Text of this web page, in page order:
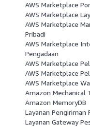
AWS Marketplace
AWS Marketplace
AWS Marketplace
Pribadi
AWS Marketplace
Pengadaan
AWS Marketplace
AWS Marketplace
AWS Marketplace
Amazon Mechanical
Amazon MemoryDB
Layanan Pengiriman
Layanan Gateway